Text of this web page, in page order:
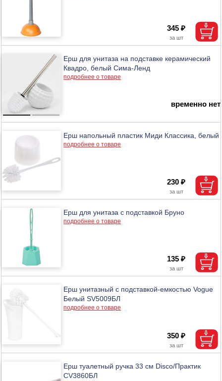
345 ₽
Ерш для унитаза на подставке керамический
Квадро, белый Сима-Ленд
подробнее о товаре
временно нет
Ерш напольный пластик Миди Классика, белый
подробнее о товаре
230 ₽
Ерш для унитаза с подставкой Бруно
подробнее о товаре
135 ₽
Ерш унитазный с подставкой-емкостью Vogue
Белый SV5009БЛ
подробнее о товаре
350 ₽
Ерш туалетный ручка 33 см Disco/Практик
CV3860БЛ